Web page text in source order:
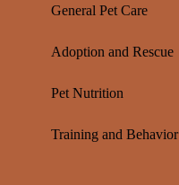
General Pet Care
Adoption and Rescue
Pet Nutrition
Training and Behavior